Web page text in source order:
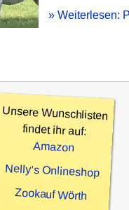
» Weiterlesen:
Unsere Wunschlisten
findet ihr auf:
Amazon
Nelly’s Onlineshop
Zookauf Wörth